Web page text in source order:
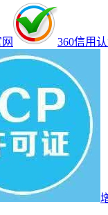
360信用